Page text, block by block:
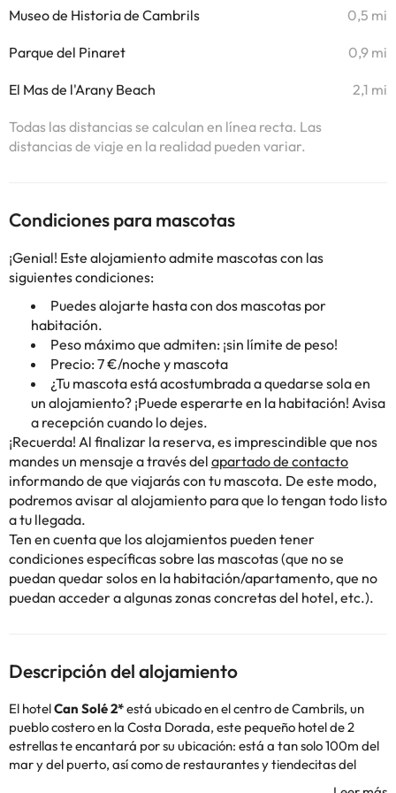
Museo de Historia de Cambrils 0,5 mi
Parque del Pinaret 0,9 mi
El Mas de l'Arany Beach 2,1 mi
Todas las distancias se calculan en línea recta. Las
distancias de viaje en la realidad pueden variar.
Condiciones para mascotas
¡Genial! Este alojamiento admite mascotas con las
siguientes condiciones:
Puedes alojarte hasta con dos mascotas por
habitación.
Peso máximo que admiten: ¡sin límite de peso!
Precio: 7 €/noche y mascota
¿Tu mascota está acostumbrada a quedarse sola en
un alojamiento? ¡Puede esperarte en la habitación! Avisa
a recepción cuando lo dejes.
¡Recuerda! Al finalizar la reserva, es imprescindible que nos
mandes un mensaje a través del apartado de contacto
informando de que viajarás con tu mascota. De este modo,
podremos avisar al alojamiento para que lo tengan todo listo
a tu llegada.
Ten en cuenta que los alojamientos pueden tener
condiciones específicas sobre las mascotas (que no se
puedan quedar solos en la habitación/apartamento, que no
puedan acceder a algunas zonas concretas del hotel, etc.).
Descripción del alojamiento
El hotelCan Solé 2*está ubicado en el centro de Cambrils, un
pueblo costero en la Costa Dorada, este pequeño hotel de 2
estrellas te encantará por su ubicación: está a tan solo 100m del
mar y del puerto, así como de restaurantes y tiendecitas del